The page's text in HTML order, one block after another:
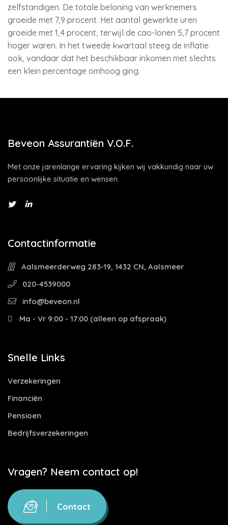
zelfstandigen. De totale beloning van werknemers
groeide met 7,9 procent. Het aantal gewerkte uren
groeide met 1,4 procent, terwijl de cao-lonen 5,7 procent
hoger waren. In het tweede kwartaal steeg de inflatie
ook, vandaar dat het beschikbaar inkomen met slechts
een klein percentage omhoog ging.
Beveon Assurantiën V.O.F.
Met onze jarenlange ervaring kijken wij vakkundig naar uw
persoonlijke situatie en wensen.
Contactinformatie
Aalsmeerderweg 283-19, 1432 CN, Aalsmeer
020-4539000
info@beveon.nl
Ma - Vr 9:00 - 17:00 (alleen op afspraak)
Snelle Links
Verzekeringen
Financiën
Pensioen
Bedrijfsverzekeringen
Vragen? Neem contact op!
Contact